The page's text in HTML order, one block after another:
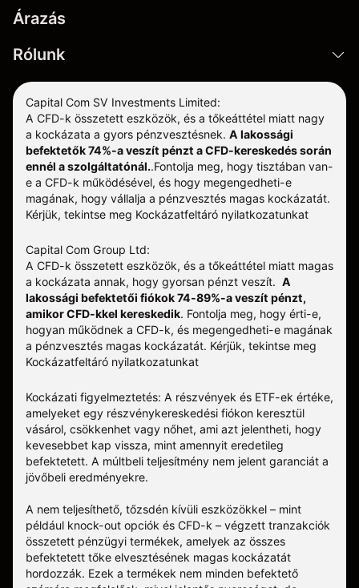
Árazás
Rólunk
Capital Com SV Investments Limited:
A CFD-k összetett eszközök, és a tőkeáttétel miatt nagy
a kockázata a gyors pénzvesztésnek. A lakossági
befektetők 74%-a veszít pénzt a CFD-kereskedés során
ennél a szolgáltatónál..Fontolja meg, hogy tisztában van-
e a CFD-k működésével, és hogy megengedheti-e
magának, hogy vállalja a pénzvesztés magas kockázatát.
Kérjük, tekintse meg Kockázatfeltáró nyilatkozatunkat
Capital Com Group Ltd:
A CFD-k összetett eszközök, és a tőkeáttétel miatt magas
a kockázata annak, hogy gyorsan pénzt veszít. A
lakossági befektetői fiókok 74-89%-a veszít pénzt,
amikor CFD-kkel kereskedik. Fontolja meg, hogy érti-e,
hogyan működnek a CFD-k, és megengedheti-e magának
a pénzvesztés magas kockázatát. Kérjük, tekintse meg
Kockázatfeltáró nyilatkozatunkat
Kockázati figyelmeztetés: A részvények és ETF-ek értéke,
amelyeket egy részvénykereskedési fiókon keresztül
vásárol, csökkenhet vagy nőhet, ami azt jelentheti, hogy
kevesebbet kap vissza, mint amennyit eredetileg
befektetett. A múltbeli teljesítmény nem jelent garanciát a
jövőbeli eredményekre.
A nem teljesíthető, tőzsdén kívüli eszközökkel – mint
például knock-out opciók és CFD-k – végzett tranzakciók
összetett pénzügyi termékek, amelyek az összes
befektetett tőke elvesztésének magas kockázatát
hordozzák. Ezek a termékek nem minden befektető